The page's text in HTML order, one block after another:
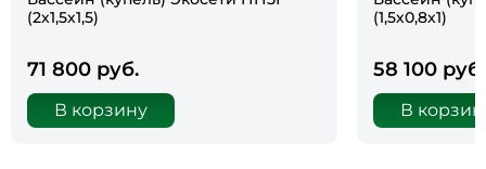
(2х1,5х1,5)
71 800 руб.
В корзину
(1,5х0,8х1)
58 100 руб.
В